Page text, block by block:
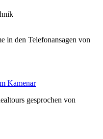
in den Telefonansagen von
gesprochen von